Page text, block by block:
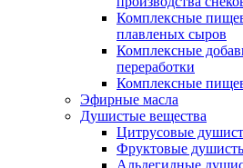
Комплексные
плавленых сыров
Комплексные
переработки
Комплексные
Эфирные масла
Душистые вещества
Цитрусовые
Фруктовые
Альдегидные